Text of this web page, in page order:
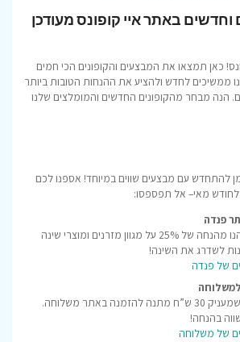
וחדשים באתר איי קופונס מעודכן
כאן תמצאו את המבצעים והקופונים הכי חמים
ממשיכים לחדש ולהציע את ההנחות הטובות ביותר
הנה מבחר מהקופונים החדשים והמומלצים שלנו
להתחדש עם מבצעים שווים במיוחד! אספנו לכם
לחודש מאי– אל תפספסו:
באתר פנדה תיהנו מהנחה של 25% על מגוון מזרנים ומוצרי שינה
לשדרג את השינה!
של פנדה
קוד קופון ייחודי שמעניק 30 ש”ח מתנה להזמנה באתר משלוחה.
בהנחה!
של משלוחה